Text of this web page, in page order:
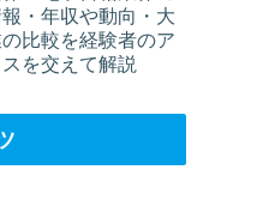
・年収や動向・大
比較を経験者のア
スを交えて解説